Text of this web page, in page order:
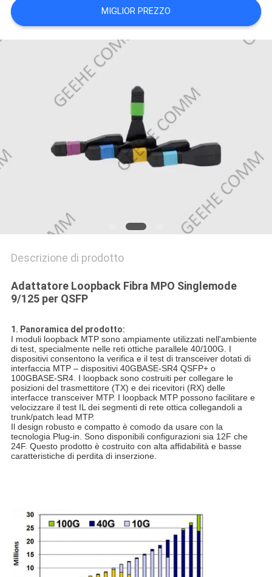
PRIVACY
POLICY
MIGLIOR PREZZO
Descrizione di prodotto
Adattatore Loopback Fibra MPO Singlemode
9/125 per QSFP
1. Panoramica del prodotto:
I moduli loopback MTP sono ampiamente utilizzati nell'ambiente
di test, specialmente nelle reti ottiche parallele 40/100G. I
dispositivi consentono la verifica e il test di transceiver dotati di
interfaccia MTP – dispositivi 40GBASE-SR4 QSFP+ o
100GBASE-SR4. I loopback sono costruiti per collegare le
posizioni del trasmettitore (TX) e dei ricevitori (RX) delle
interfacce transceiver MTP. I loopback MTP possono facilitare e
velocizzare il test IL dei segmenti di rete ottica collegandoli a
trunk/patch lead MTP.
Il design robusto e compatto è comodo da usare con la
tecnologia Plug-in. Sono disponibili configurazioni sia 12F che
24F. Questo prodotto è costruito con alta affidabilità e basse
caratteristiche di perdita di inserzione.